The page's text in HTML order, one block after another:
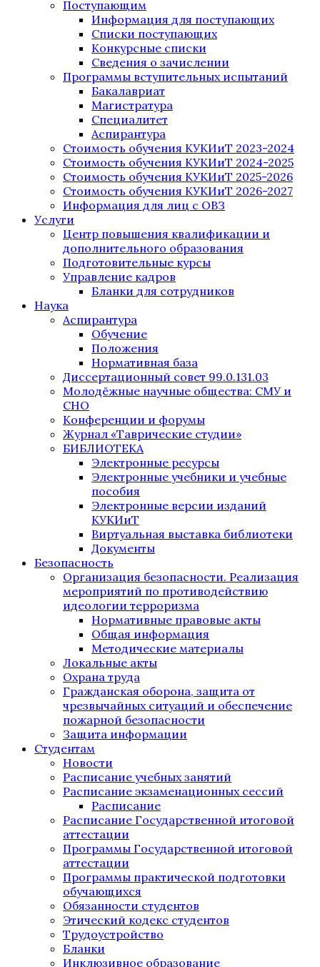
Поступающим
Информация для поступающих
Списки поступающих
Конкурсные списки
Сведения о зачислении
Программы вступительных испытаний
Бакалавриат
Магистратура
Специалитет
Аспирантура
Стоимость обучения КУКИиТ 2023-2024
Стоимость обучения КУКИиТ 2024-2025
Стоимость обучения КУКИиТ 2025-2026
Стоимость обучения КУКИиТ 2026-2027
Информация для лиц с ОВЗ
Услуги
Центр повышения квалификации и
дополнительного образования
Подготовительные курсы
Управление кадров
Бланки для сотрудников
Наука
Аспирантура
Обучение
Положения
Нормативная база
Диссертационный совет 99.0.131.03
Молодёжные научные общества: СМУ и
СНО
Конференции и форумы
Журнал «Таврические студии»
БИБЛИОТЕКА
Электронные ресурсы
Электронные учебники и учебные
пособия
Электронные версии изданий
КУКИиТ
Виртуальная выставка библиотеки
Документы
Безопасность
Организация безопасности. Реализация
мероприятий по противодействию
идеологии терроризма
Нормативные правовые акты
Общая информация
Методические материалы
Локальные акты
Охрана труда
Гражданская оборона, защита от
чрезвычайных ситуаций и обеспечение
пожарной безопасности
Защита информации
Студентам
Новости
Расписание учебных занятий
Расписание экзаменационных сессий
Расписание
Расписание Государственной итоговой
аттестации
Программы Государственной итоговой
аттестации
Программы практической подготовки
обучающихся
Обязанности студентов
Этический кодекс студентов
Трудоустройство
Бланки
Инклюзивное образование